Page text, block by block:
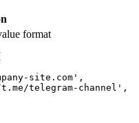
format
site.com',
telegram-channel',